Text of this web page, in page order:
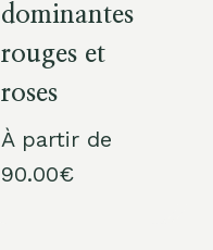
dominantes
rouges et
roses
À partir de
90.00€